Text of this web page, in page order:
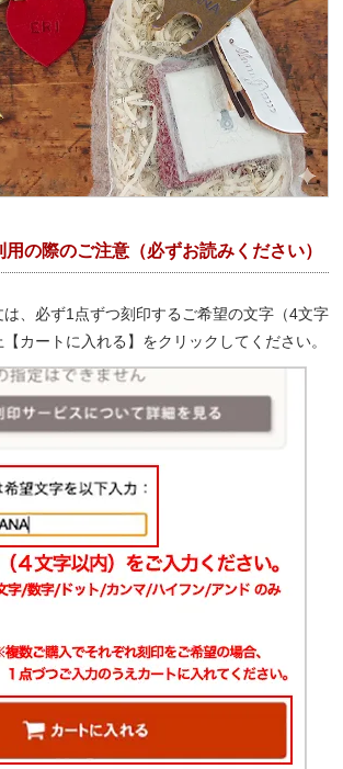
の際のご注意（必ずお読みください）
は、必ず1点ずつ刻印するご希望の文字（4文字
カートに入れる】をクリックしてください。